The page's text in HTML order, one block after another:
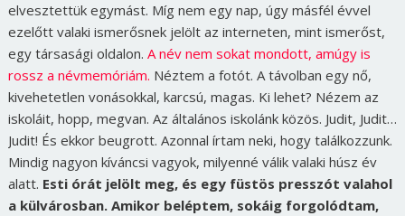
elvesztettük egymást. Míg nem egy nap, úgy másfél évvel
ezelőtt valaki ismerősnek jelölt az interneten, mint ismerőst,
egy társasági oldalon. A név nem sokat mondott, amúgy is
rossz a névmemóriám. Néztem a fotót. A távolban egy nő,
kivehetetlen vonásokkal, karcsú, magas. Ki lehet? Nézem az
iskoláit, hopp, megvan. Az általános iskolánk közös. Judit, Judit…
Judit! És ekkor beugrott. Azonnal írtam neki, hogy találkozzunk.
Mindig nagyon kíváncsi vagyok, milyenné válik valaki húsz év
alatt. Esti órát jelölt meg, és egy füstös presszót valahol
a külvárosban. Amikor beléptem, sokáig forgolódtam,